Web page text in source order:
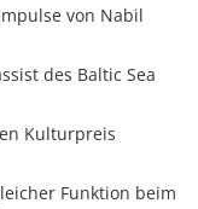
von Nabil
des Baltic Sea
Kulturpreis
Funktion beim